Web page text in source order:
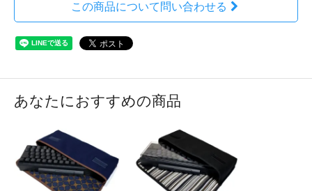
この商品について問い合わせる
あなたにおすすめの商品